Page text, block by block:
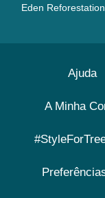
Eden
Ajuda
A Minha